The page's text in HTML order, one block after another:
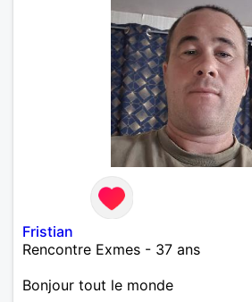
Fristian
Rencontre Exmes - 37 ans
Bonjour tout le monde